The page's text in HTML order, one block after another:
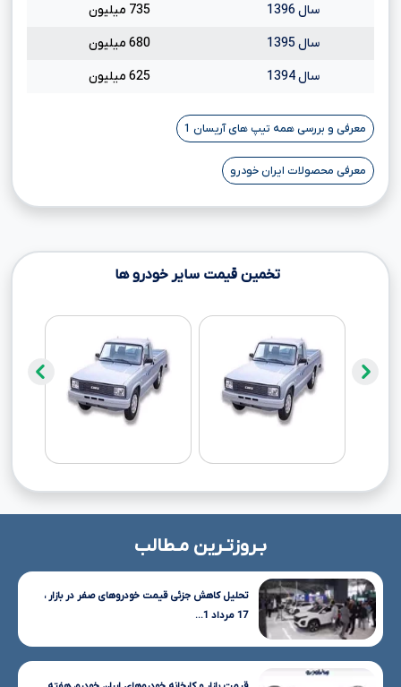
سال 1396
735 میلیون
سال 1395
680 میلیون
سال 1394
625 میلیون
معرفی و بررسی همه تیپ های آریسان 1
معرفی محصولات ایران خودرو
تخمین قیمت سایر خودرو ها
بـروزتـرین مـطالب
تحلیل کاهش جزئی قیمت خودروهای صفر در بازار ،
17 مرداد 1...